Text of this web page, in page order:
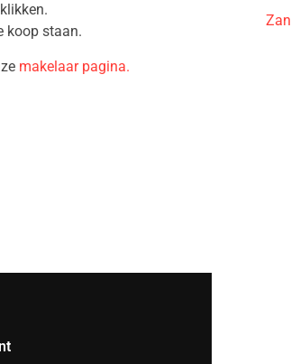
koop staan.
makelaar pagina.